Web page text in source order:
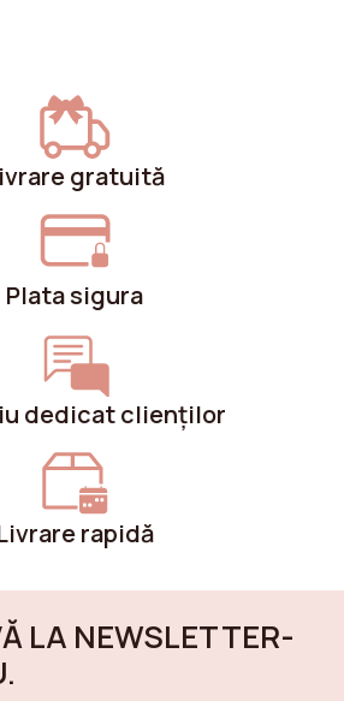
gratuită
Plata sigura
dedicat clienților
rapidă
LA NEWSLETTER-